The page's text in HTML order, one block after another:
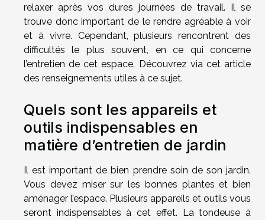
relaxer après vos dures journées de travail. Il se
trouve donc important de le rendre agréable à voir
et à vivre. Cependant, plusieurs rencontrent des
difficultés le plus souvent, en ce qui concerne
l’entretien de cet espace. Découvrez via cet article
des renseignements utiles à ce sujet.
Quels sont les appareils et
outils indispensables en
matière d’entretien de jardin
Il est important de bien prendre soin de son jardin.
Vous devez miser sur les bonnes plantes et bien
aménager l’espace. Plusieurs appareils et outils vous
seront indispensables à cet effet. La tondeuse à